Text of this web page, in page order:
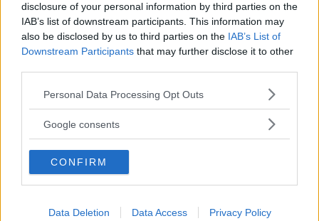
disclosure of your personal information by third parties on the
IAB’s list of downstream participants. This information may
also be disclosed by us to third parties on the IAB’s List of
Downstream Participants that may further disclose it to other
Please note that this website/app uses one or more Google
not limited to your visit or usage behaviour. You may click to
use your data for below specified purposes in below Google
consent section.
Personal Data Processing Opt Outs
Google consents
CONFIRM
Data Deletion Data Access Privacy Policy
Asili Nido
Feste